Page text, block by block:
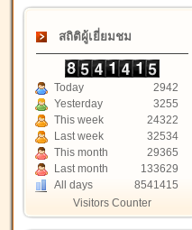
สถิติผู้เยี่ยมชม
Today
2942
Yesterday
3255
This week
24322
Last week
32534
This month
29365
Last month
133629
All days
8541415
Visitors Counter